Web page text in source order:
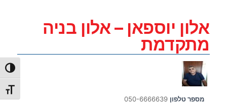
מתג
אלון יוספאן – אלון בניה
מתקדמת
מספר טלפון 050-6666639